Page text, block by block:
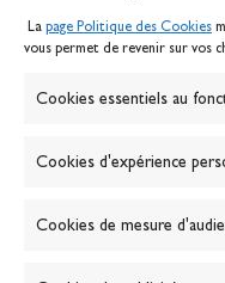
La page Politique des Cookies
vous permet de revenir sur vos
Cookies essentiels au
Cookies d'expérience
Cookies de mesure
Politique des
Banque de la
Passion Voile